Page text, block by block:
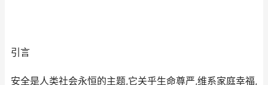
引言
安全是人类社会永恒的主题,它关乎生命尊严,维系家庭幸福,